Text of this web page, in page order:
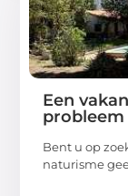
Een
probleem
Bent u op
naturisme